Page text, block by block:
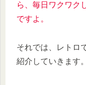
ら
毎日ワクワク
ですよ。
それでは、レトロ
紹介していきます。